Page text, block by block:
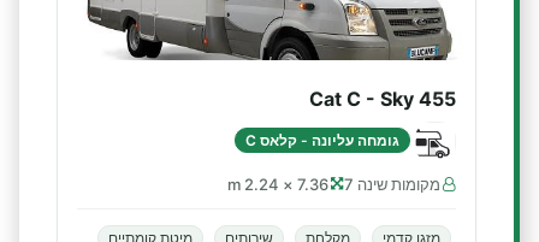
Cat C - Sky 455
גומחה עליונה - קלאס C
מקומות שינה 7 7.36 × 2.24 m
מזגן קדמי מקלחת שירותים מיטת קומתיים